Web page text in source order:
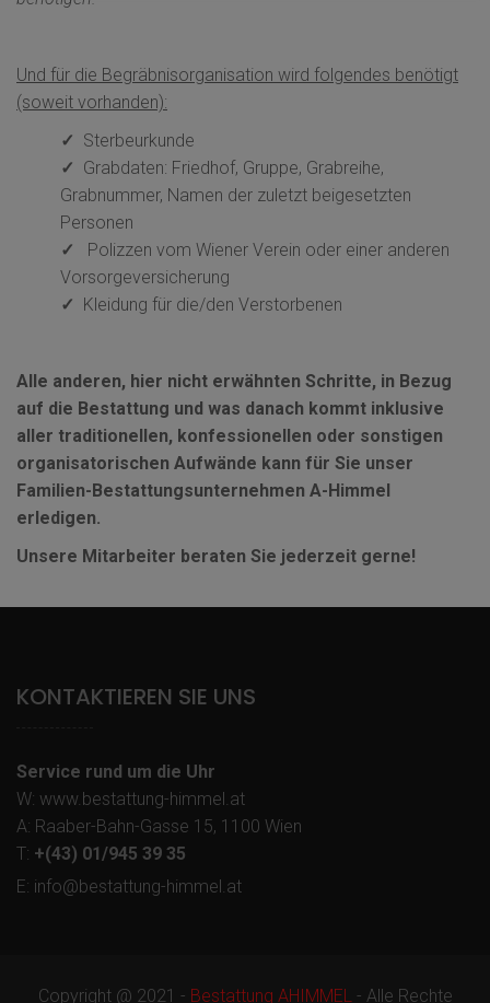
Und für die Begräbnisorganisation wird folgendes benötigt
(soweit vorhanden):
✓ Sterbeurkunde
✓ Grabdaten: Friedhof, Gruppe, Grabreihe,
Grabnummer, Namen der zuletzt beigesetzten
Personen
✓
Polizzen vom Wiener Verein oder einer anderen
Vorsorgeversicherung
✓
Kleidung für die/den Verstorbenen
Alle anderen, hier nicht erwähnten Schritte, in Bezug
auf die Bestattung und was danach kommt inklusive
aller traditionellen, konfessionellen oder sonstigen
organisatorischen Aufwände kann für Sie unser
Familien-Bestattungsunternehmen A-Himmel
erledigen.
Unsere Mitarbeiter beraten Sie jederzeit gerne!
KONTAKTIEREN SIE UNS
Service rund um die Uhr
W: www.bestattung-himmel.at
A: Raaber-Bahn-Gasse 15, 1100 Wien
T: +(43) 01/945 39 35
E: info@bestattung-himmel.at
Copyright @ 2021 - Bestattung AHIMMEL- Alle Rechte